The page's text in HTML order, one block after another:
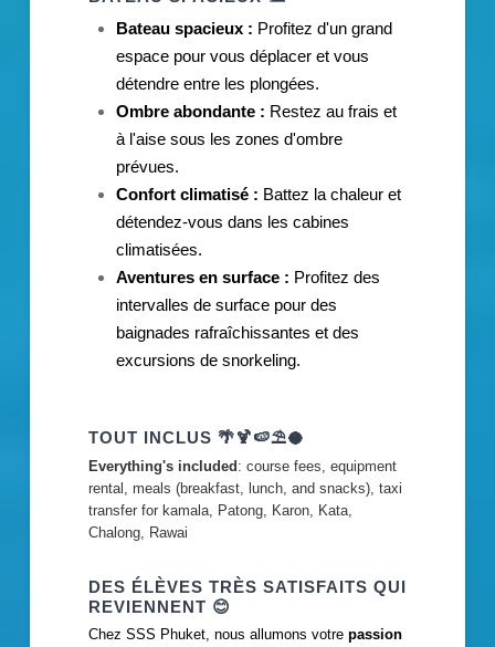
Bateau spacieux : Profitez d'un grand
espace pour vous déplacer et vous
détendre entre les plongées.
Ombre abondante : Restez au frais et
à l'aise sous les zones d'ombre
prévues.
Confort climatisé : Battez la chaleur et
détendez-vous dans les cabines
climatisées.
Aventures en surface : Profitez des
intervalles de surface pour des
baignades rafraîchissantes et des
excursions de snorkeling.
TOUT INCLUS 🌴🍹🍉⛱️🥥
Everything's included: course fees, equipment
rental, meals (breakfast, lunch, and snacks), taxi
transfer for kamala, Patong, Karon, Kata,
Chalong, Rawai
DES ÉLÈVES TRÈS SATISFAITS QUI
REVIENNENT 😊
Chez SSS Phuket, nous allumons votrepassion